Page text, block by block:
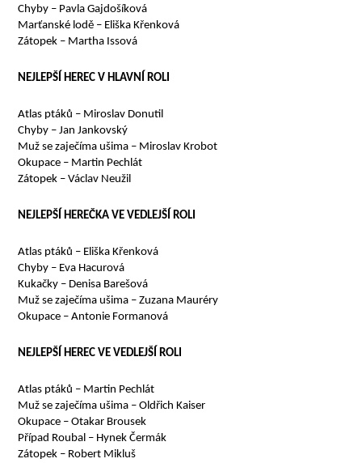
Chyby – Pavla Gajdošíková
Marťanské lodě – Eliška Křenková
Zátopek – Martha Issová
NEJLEPŠÍ HEREC V HLAVNÍ ROLI
Atlas ptáků – Miroslav Donutil
Chyby – Jan Jankovský
Muž se zaječíma ušima – Miroslav Krobot
Okupace – Martin Pechlát
Zátopek – Václav Neužil
NEJLEPŠÍ HEREČKA VE VEDLEJŠÍ ROLI
Atlas ptáků – Eliška Křenková
Chyby – Eva Hacurová
Kukačky – Denisa Barešová
Muž se zaječíma ušima – Zuzana Mauréry
Okupace – Antonie Formanová
NEJLEPŠÍ HEREC VE VEDLEJŠÍ ROLI
Atlas ptáků – Martin Pechlát
Muž se zaječíma ušima – Oldřich Kaiser
Okupace – Otakar Brousek
Případ Roubal – Hynek Čermák
Zátopek – Robert Mikluš